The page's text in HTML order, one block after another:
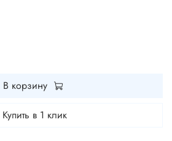
В корзину
Купить в 1 клик